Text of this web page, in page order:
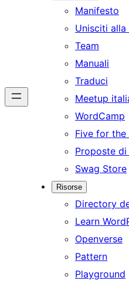
Manifesto
Unisciti
Team
Manuali
Traduci
Meetup
WordCamp
Five for the
Proposte
Swag Store
Risorse
Directory
Learn
Openverse
Pattern
Playground